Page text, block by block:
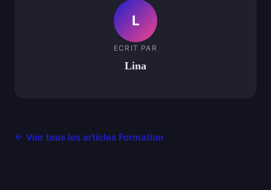
L
ECRIT PAR
Lina
← Voir tous les articles Formation